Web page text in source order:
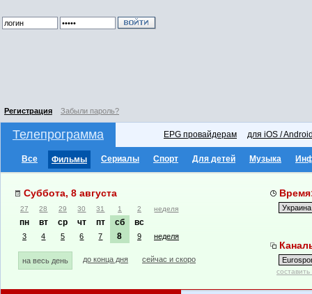
Регистрация Забыли пароль?
Телепрограмма EPG провайдерам для iOS /
Все Фильмы Сериалы Спорт Для детей Музыка
Суббота, 8 августа
27 28 29 30 31 1 2 неделя
пн вт ср чт пт сб вс
3 4 5 6 7 8 9 неделя
на весь день до конца дня сейчас и скоро